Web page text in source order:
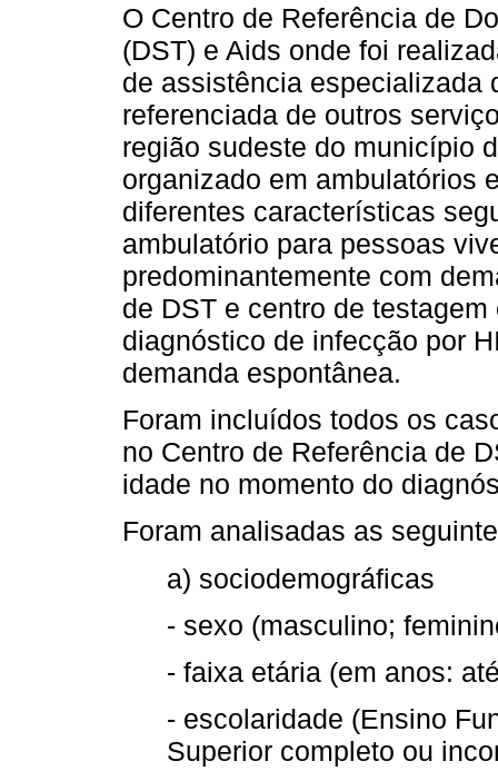
O Centro de Referência de
(DST) e Aids onde foi
de assistência especializada
referenciada de outros
região sudeste do município
organizado em ambulatórios
diferentes características
ambulatório para pessoas
predominantemente com
de DST e centro de
diagnóstico de infecção por
demanda espontânea.
Foram incluídos todos os
no Centro de Referência de
idade no momento do
Foram analisadas as
a) sociodemográficas
- sexo (masculino;
- faixa etária (em anos:
- escolaridade (Ensino
Superior completo ou